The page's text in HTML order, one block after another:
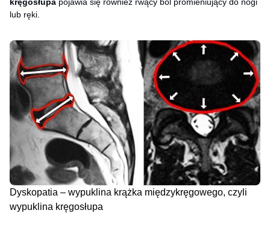
lub ręki.
Dyskopatia – wypuklina krążka międzykręgowego, czyli
wypuklina kręgosłupa